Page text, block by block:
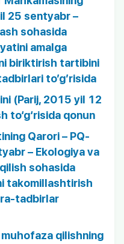
25 sentyabr –
sohasida
amalga
biriktirish tartibini
to’g’risida
(Parij, 2015 yil 12
to‘g‘risida qonun
Qarori – PQ-
– Ekologiya va
sohasida
takomillashtirish
tadbirlar
qilishning